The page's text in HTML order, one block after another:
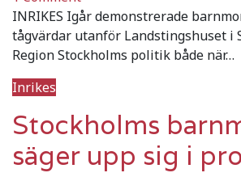
INRIKES Igår demonstrerade
tågvärdar utanför Landstingshuset i
Region Stockholms politik både när…
Inrikes
Stockholms
säger upp sig i